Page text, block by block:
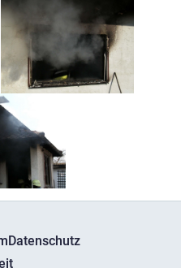
Datenschutz